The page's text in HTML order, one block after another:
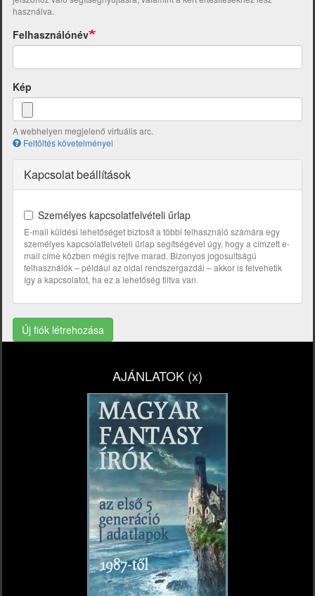
használva.
Felhasználónév
Kép
A webhelyen megjelenő virtuális arc.
Feltöltés követelményei
Kapcsolat beállítások
Személyes kapcsolatfelvételi űrlap
E-mail küldési lehetőséget biztosít a többi felhasználó számára egy
személyes kapcsolatfelvételi űrlap segítségével úgy, hogy a címzett e-
mail címe közben mégis rejtve marad. Bizonyos jogosultságú
felhasználók – például az oldal rendszergazdái – akkor is felvehetik
így a kapcsolatot, ha ez a lehetőség tiltva van.
Új fiók létrehozása
AJÁNLATOK (x)